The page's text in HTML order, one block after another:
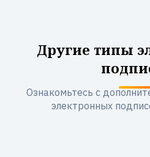
Другие типы
Ознакомьтесь с
электронных